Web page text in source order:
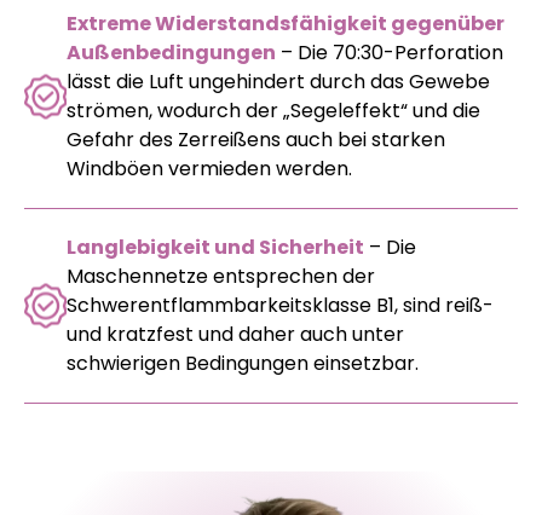
Extreme Widerstandsfähigkeit gegenüber
Außenbedingungen – Die 70:30-Perforation
lässt die Luft ungehindert durch das Gewebe
strömen, wodurch der „Segeleffekt“ und die
Gefahr des Zerreißens auch bei starken
Windböen vermieden werden.
Langlebigkeit und Sicherheit – Die
Maschennetze entsprechen der
Schwerentflammbarkeitsklasse B1, sind reiß-
und kratzfest und daher auch unter
schwierigen Bedingungen einsetzbar.